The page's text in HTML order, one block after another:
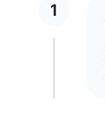
1